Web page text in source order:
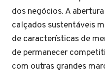
dos negócios. A
calçados sustentáveis
de características de
de permanecer
com outras grandes